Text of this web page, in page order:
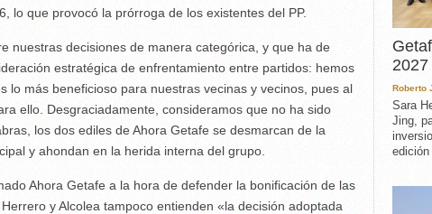
lo que provocó la prórroga de los existentes del PP.
nuestras decisiones de manera categórica, y que ha de
estratégica de enfrentamiento entre partidos: hemos
lo más beneficioso para nuestras vecinas y vecinos, pues al
ello. Desgraciadamente, consideramos que no ha sido
los dos ediles de Ahora Getafe se desmarcan de la
y ahondan en la herida interna del grupo.
Ahora Getafe a la hora de defender la bonificación de las
y Alcolea tampoco entienden «la decisión adoptada
2027
Roberto
Sara
Jing,